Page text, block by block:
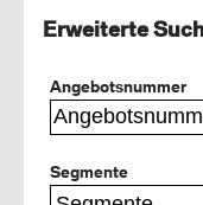
Erweiterte
Angebotsnummer
Segmente